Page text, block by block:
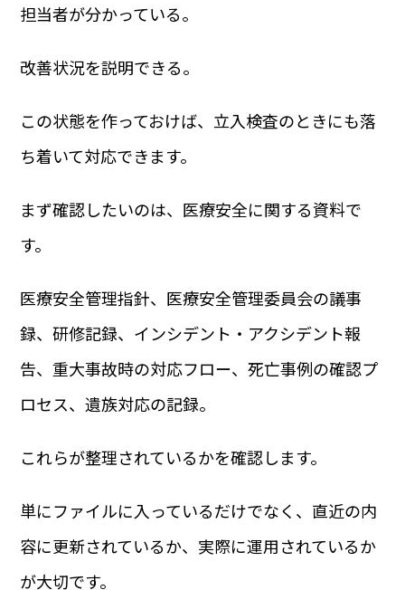
担当者が分かっている。
改善状況を説明できる。
この状態を作っておけば、立入検査のときにも落
ち着いて対応できます。
まず確認したいのは、医療安全に関する資料で
す。
医療安全管理指針、医療安全管理委員会の議事
録、研修記録、インシデント・アクシデント報
告、重大事故時の対応フロー、死亡事例の確認プ
ロセス、遺族対応の記録。
これらが整理されているかを確認します。
単にファイルに入っているだけでなく、直近の内
容に更新されているか、実際に運用されているか
が大切です。